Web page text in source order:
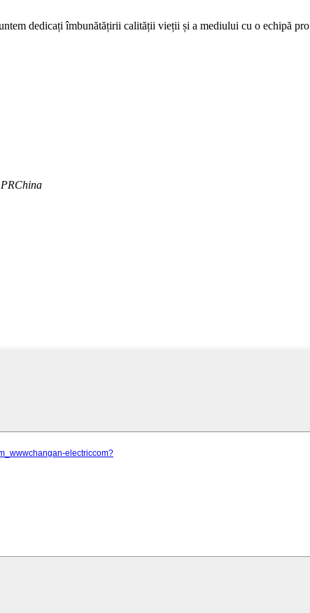
dedicați îmbunătățirii calității vieții și a mediului cu o echipă